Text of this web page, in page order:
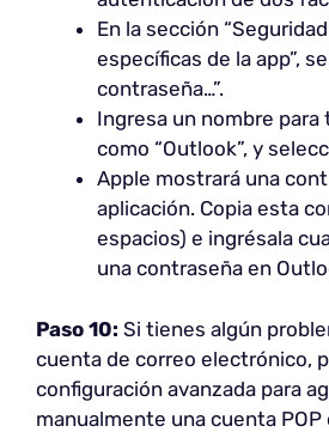
En la sección
específicas de la app”,
contraseña…”.
Ingresa un nombre para
como “Outlook”, y
Apple mostrará una
aplicación. Copia esta
espacios) e ingrésala
una contraseña en
Paso 10: Si tienes algún
cuenta de correo electrónico,
configuración avanzada para
manualmente una cuenta POP